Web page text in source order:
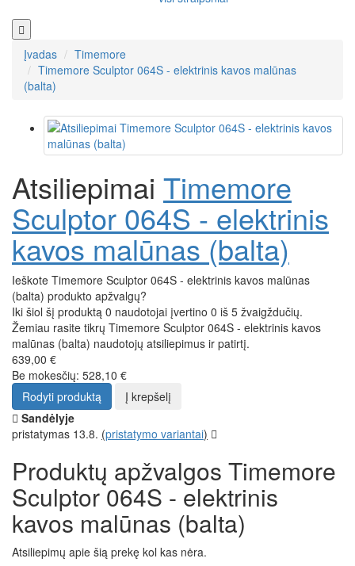
Įvadas
Timemore
Timemore Sculptor 064S - elektrinis kavos malūnas
(balta)
Atsiliepimai Timemore
Sculptor 064S - elektrinis
kavos malūnas (balta)
Ieškote Timemore Sculptor 064S - elektrinis kavos malūnas
(balta) produkto apžvalgų?
Iki šiol šį produktą 0 naudotojai įvertino 0 iš 5 žvaigždučių.
Žemiau rasite tikrų Timemore Sculptor 064S - elektrinis kavos
malūnas (balta) naudotojų atsiliepimus ir patirtį.
639,00 €
Be mokesčių: 528,10 €
Rodyti produktą
Į krepšelį
Sandėlyje
pristatymas 13.8. (pristatymo variantai)
Produktų apžvalgos Timemore
Sculptor 064S - elektrinis
kavos malūnas (balta)
Atsiliepimų apie šią prekę kol kas nėra.